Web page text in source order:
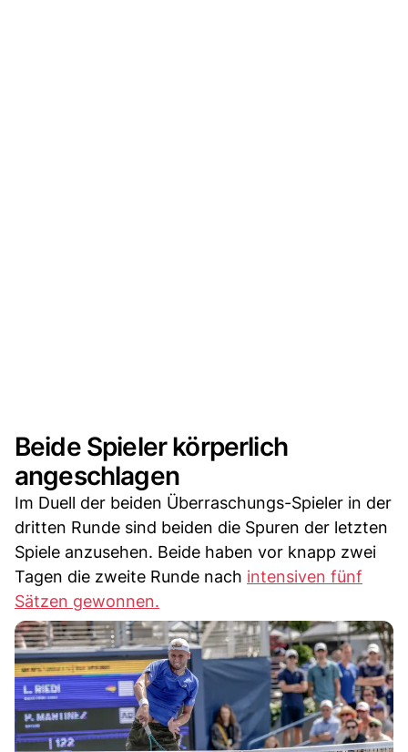
Beide Spieler körperlich
angeschlagen
Im Duell der beiden Überraschungs-Spieler in der
dritten Runde sind beiden die Spuren der letzten
Spiele anzusehen. Beide haben vor knapp zwei
Tagen die zweite Runde nach intensiven fünf
Sätzen gewonnen.